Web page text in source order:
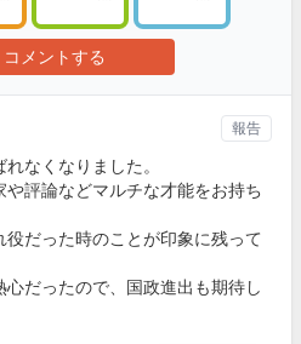
メントする
なくなりました。
評論などマルチな才能をお持ち
だった時のことが印象に残って
だったので、国政進出も期待し
報告